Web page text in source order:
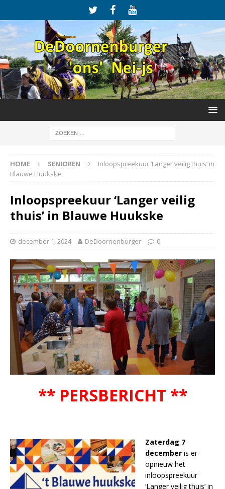
HOME SENIOREN
Inloopspreekuur ‘Langer veilig thuis’ in
Blauwe Huukske
Inloopspreekuur ‘Langer veilig
thuis’ in Blauwe Huukske
december 1, 2024 DeDoornenburger 0
** PERSBERICHT **
Zaterdag 7
december is er
opnieuw het
inloopspreekuur
‘Langer veilig thuis’ in